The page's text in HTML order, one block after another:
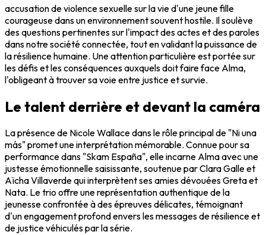
accusation de violence sexuelle sur la vie d'une jeune fille
courageuse dans un environnement souvent hostile. Il soulève
des questions pertinentes sur l'impact des actes et des paroles
dans notre société connectée, tout en validant la puissance de
la résilience humaine. Une attention particulière est portée sur
les défis et les conséquences auxquels doit faire face Alma,
l'obligeant à trouver sa voie entre justice et survie.
Le talent derrière et devant la caméra
La présence de Nicole Wallace dans le rôle principal de "Ni una
más" promet une interprétation mémorable. Connue pour sa
performance dans "Skam España", elle incarne Alma avec une
justesse émotionnelle saisissante, soutenue par Clara Galle et
Aïcha Villaverde qui interprètent ses amies dévouées Greta et
Nata. Le trio offre une représentation authentique de la
jeunesse confrontée à des épreuves délicates, témoignant
d'un engagement profond envers les messages de résilience et
de justice véhiculés par la série.